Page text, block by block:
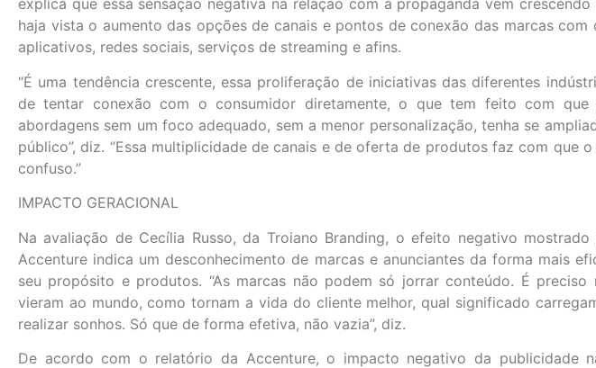
explica que essa sensação negativa na relação com a propaganda vem crescendo
haja vista o aumento das opções de canais e pontos de conexão das marcas com
aplicativos, redes sociais, serviços de streaming e afins.
“É uma tendência crescente, essa proliferação de iniciativas das diferentes
de tentar conexão com o consumidor diretamente, o que tem feito com que
abordagens sem um foco adequado, sem a menor personalização, tenha se
público”, diz. “Essa multiplicidade de canais e de oferta de produtos faz com que
confuso.”
IMPACTO GERACIONAL
Na avaliação de Cecília Russo, da Troiano Branding, o efeito negativo mostrado
Accenture indica um desconhecimento de marcas e anunciantes da forma mais
seu propósito e produtos. “As marcas não podem só jorrar conteúdo. É preciso
vieram ao mundo, como tornam a vida do cliente melhor, qual significado
realizar sonhos. Só que de forma efetiva, não vazia”, diz.
De acordo com o relatório da Accenture, o impacto negativo da publicidade